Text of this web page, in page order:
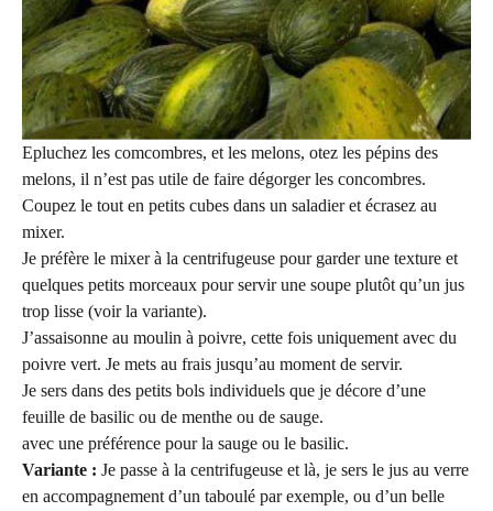
Epluchez les comcombres, et les melons, otez les pépins des
melons, il n’est pas utile de faire dégorger les concombres.
Coupez le tout en petits cubes dans un saladier et écrasez au
mixer.
Je préfère le mixer à la centrifugeuse pour garder une texture et
quelques petits morceaux pour servir une soupe plutôt qu’un jus
trop lisse (voir la variante).
J’assaisonne au moulin à poivre, cette fois uniquement avec du
poivre vert. Je mets au frais jusqu’au moment de servir.
Je sers dans des petits bols individuels que je décore d’une
feuille de basilic ou de menthe ou de sauge.
avec une préférence pour la sauge ou le basilic.
Variante : Je passe à la centrifugeuse et là, je sers le jus au verre
en accompagnement d’un taboulé par exemple, ou d’un belle